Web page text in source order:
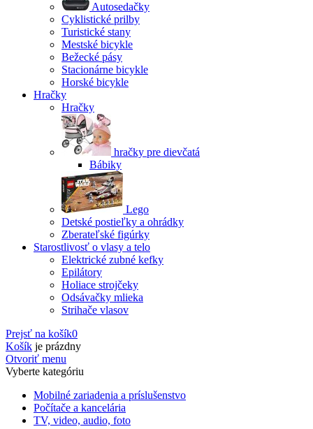
Autosedačky
Cyklistické prilby
Turistické stany
Mestské bicykle
Bežecké pásy
Stacionárne bicykle
Horské bicykle
Hračky
Hračky
hračky pre dievčatá
Bábiky
Lego
Detské postieľky a ohrádky
Zberateľské figúrky
Starostlivosť o vlasy a telo
Elektrické zubné kefky
Epilátory
Holiace strojčeky
Odsávačky mlieka
Strihače vlasov
Prejsť na košík0
Košík je prázdny
Otvoriť menu
Vyberte kategóriu
Mobilné zariadenia a príslušenstvo
Počítače a kancelária
TV, video, audio, foto